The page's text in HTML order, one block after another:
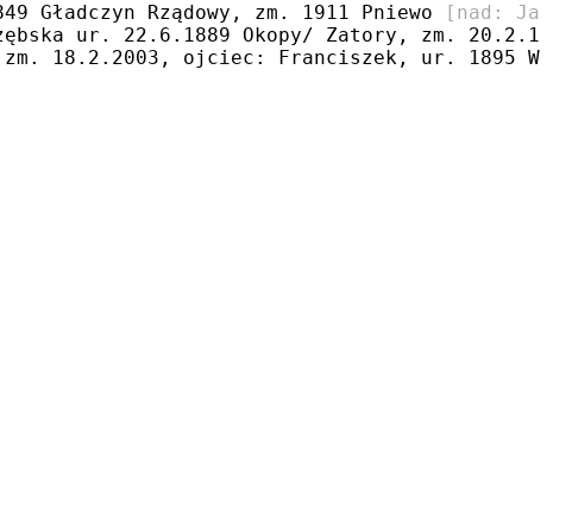
Rządowy, zm. 1911 Pniewo
[nad:
ur. 22.6.1889 Okopy/ Zatory, zm.
18.2.2003, ojciec: Franciszek, ur. 1895